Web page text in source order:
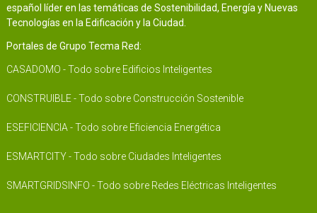
español líder en las temáticas de Sostenibilidad, Energía y Nuevas
Tecnologías en la Edificación y la Ciudad.
Portales de Grupo Tecma Red:
CASADOMO - Todo sobre Edificios Inteligentes
CONSTRUIBLE - Todo sobre Construcción Sostenible
ESEFICIENCIA - Todo sobre Eficiencia Energética
ESMARTCITY - Todo sobre Ciudades Inteligentes
SMARTGRIDSINFO - Todo sobre Redes Eléctricas Inteligentes